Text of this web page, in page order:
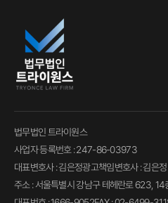
법무법인 트라이원스
사업자 등록번호 : 247-86-03973
대표변호사 : 김은정광고책임변호사 : 김은정
주소 : 서울특별시 강남구 테헤란로 623, 14